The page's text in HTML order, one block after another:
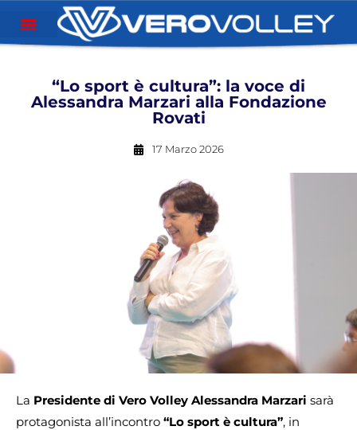
“Lo sport è cultura”: la voce di
Alessandra Marzari alla Fondazione
Rovati
17 Marzo 2026
La Presidente di Vero Volley Alessandra Marzari sarà
protagonista all’incontro “Lo sport è cultura”, in